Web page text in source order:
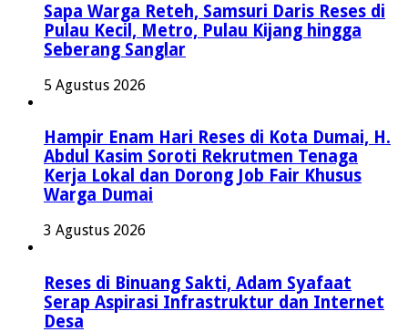
Sapa Warga Reteh, Samsuri Daris Reses di
Pulau Kecil, Metro, Pulau Kijang hingga
Seberang Sanglar
5 Agustus 2026
Hampir Enam Hari Reses di Kota Dumai, H.
Abdul Kasim Soroti Rekrutmen Tenaga
Kerja Lokal dan Dorong Job Fair Khusus
Warga Dumai
3 Agustus 2026
Reses di Binuang Sakti, Adam Syafaat
Serap Aspirasi Infrastruktur dan Internet
Desa